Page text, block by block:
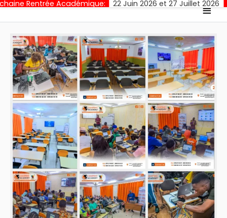
Académique: 22 Juin 2026 et 27 Juillet 2026 Cloture